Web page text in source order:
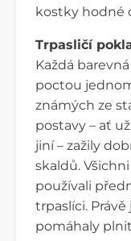
kostky hodné
Trpasličí
Každá
poctou
známých ze
postavy – ať
jiní – zažily
skaldů.
používali
trpaslíci.
pomáhaly